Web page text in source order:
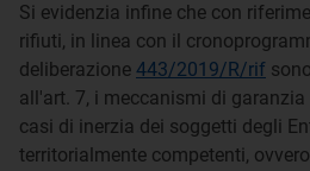
Si evidenzia infine che con
rifiuti, in linea con il
deliberazione 443/2019/R/rif
all'art. 7, i meccanismi di
casi di inerzia dei soggetti degli
territorialmente competenti,